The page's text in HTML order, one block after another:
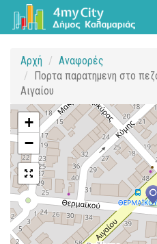
Αρχή
Αναφορές
Πορτα παρατημενη στο
Αιγαίου
+
−